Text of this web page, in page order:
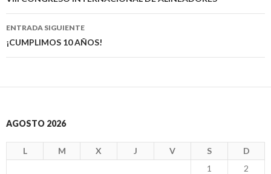
la
entrada
ENTRADA SIGUIENTE
¡CUMPLIMOS 10 AÑOS!
AGOSTO 2026
L M X J V S
D
1
2